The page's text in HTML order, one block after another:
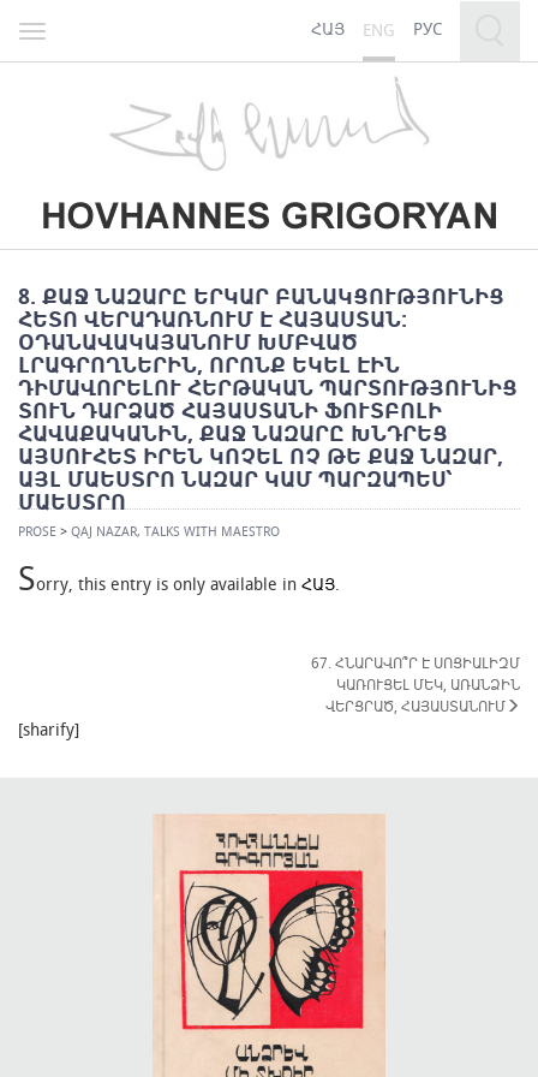
Toggle
navigation
ՀԱՅ ENG РУС
8. ՔԱՋ ՆԱԶԱՐԸ ԵՐԿԱՐ ԲԱՆԱԿՑՈՒԹՅՈՒՆԻՑ
ՀԵՏՈ ՎԵՐԱԴԱՌՆՈՒՄ Է ՀԱՅԱՍՏԱՆ:
ՕԴԱՆԱՎԱԿԱՅԱՆՈՒՄ ԽՄԲՎԱԾ
ԼՐԱԳՐՈՂՆԵՐԻՆ, ՈՐՈՆՔ ԵԿԵԼ ԷԻՆ
ԴԻՄԱՎՈՐԵԼՈՒ ՀԵՐԹԱԿԱՆ ՊԱՐՏՈՒԹՅՈՒՆԻՑ
ՏՈՒՆ ԴԱՐՁԱԾ ՀԱՅԱՍՏԱՆԻ ՖՈՒՏԲՈԼԻ
ՀԱՎԱՔԱԿԱՆԻՆ, ՔԱՋ ՆԱԶԱՐԸ ԽՆԴՐԵՑ
ԱՅՍՈՒՀԵՏ ԻՐԵՆ ԿՈՉԵԼ ՈՉ ԹԵ ՔԱՋ ՆԱԶԱՐ,
ԱՅԼ ՄԱԵՍՏՐՈ ՆԱԶԱՐ ԿԱՄ ՊԱՐԶԱՊԵՍ՝
ՄԱԵՍՏՐՈ
PROSE > QAJ NAZAR, TALKS WITH MAESTRO
Sorry, this entry is only available in ՀԱՅ.
67. ՀՆԱՐԱՎՈ՞Ր Է ՍՈՑԻԱԼԻԶՄ
ԿԱՌՈՒՑԵԼ ՄԵԿ, ԱՌԱՆՁԻՆ
ՎԵՐՑՐԱԾ, ՀԱՅԱՍՏԱՆՈՒՄ
[sharify]